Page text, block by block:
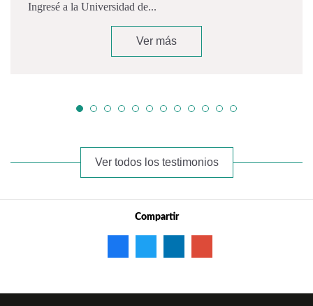
Ingresé a la Universidad de...
Ver más
Ver todos los testimonios
Compartir